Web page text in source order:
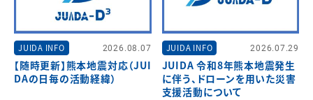
JUIDA INFO 2026.08.07
【随時更新】熊本地震対応（JUI
DAの日毎の活動経緯）
JUIDA INFO 2026.07.29
JUIDA 令和8年熊本地震発生
に伴う、ドローンを用いた災害
支援活動について